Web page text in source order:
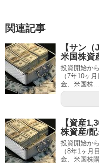
関連記事
【サン
米国株資
投資開始か
（7年10ヶ
金、米国株...
【資産
株資産/配
投資開始か
（8年1ヶ月
金、米国株購